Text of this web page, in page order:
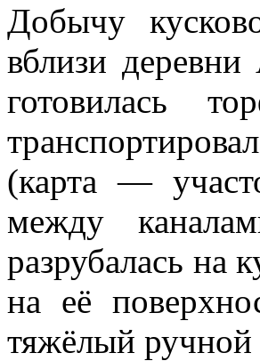
Добычу
вблизи
готовилась
(карта —
между
разрубалась на
на её
тяжёлый ручной